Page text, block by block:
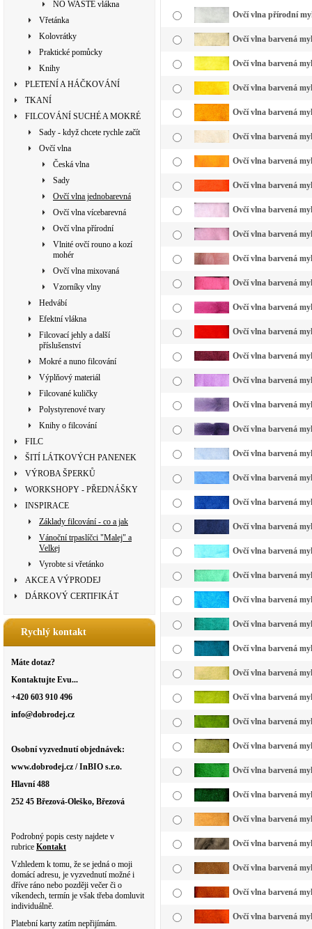
NO WASTE vlákna
Vřetánka
Kolovrátky
Praktické pomůcky
Knihy
PLETENÍ A HÁČKOVÁNÍ
TKANÍ
FILCOVÁNÍ SUCHÉ A MOKRÉ
Sady - když chcete rychle začít
Ovčí vlna
Česká vlna
Sady
Ovčí vlna jednobarevná
Ovčí vlna vícebarevná
Ovčí vlna přírodní
Vlnité ovčí rouno a kozí
mohér
Ovčí vlna mixovaná
Vzorníky vlny
Hedvábí
Efektní vlákna
Filcovací jehly a další
příslušenství
Mokré a nuno filcování
Výplňový materiál
Filcované kuličky
Polystyrenové tvary
Knihy o filcování
FILC
ŠITÍ LÁTKOVÝCH PANENEK
VÝROBA ŠPERKŮ
WORKSHOPY - PŘEDNÁŠKY
INSPIRACE
Základy filcování - co a jak
Vánoční trpaslíčci "Malej" a
Velkej
Vyrobte si vřetánko
AKCE A VÝPRODEJ
DÁRKOVÝ CERTIFIKÁT
Rychlý kontakt
Máte dotaz?
Kontaktujte Evu...
+420 603 910 496
info@dobrodej.cz
Osobní vyzvednutí objednávek:
www.dobrodej.cz / InBIO s.r.o.
Hlavní 488
252 45 Březová-Oleško, Březová
Podrobný popis cesty najdete v
rubrice Kontakt
Vzhledem k tomu, že se jedná o moji
domácí adresu, je vyzvednutí možné i
dříve ráno nebo později večer či o
víkendech, termín je však třeba domluvit
individuálně.
Platební karty zatím nepřijímám.
Ovčí vlna přírodní
Ovčí vlna barvená
Ovčí vlna barvená
Ovčí vlna barvená
Ovčí vlna barvená
Ovčí vlna barvená
Ovčí vlna barvená
Ovčí vlna barvená
Ovčí vlna barvená
Ovčí vlna barvená
Ovčí vlna barvená
Ovčí vlna barvená
Ovčí vlna barvená
Ovčí vlna barvená
Ovčí vlna barvená
Ovčí vlna barvená
Ovčí vlna barvená
Ovčí vlna barvená
Ovčí vlna barvená
Ovčí vlna barvená
Ovčí vlna barvená
Ovčí vlna barvená
Ovčí vlna barvená
Ovčí vlna barvená
Ovčí vlna barvená
Ovčí vlna barvená
Ovčí vlna barvená
Ovčí vlna barvená
Ovčí vlna barvená
Ovčí vlna barvená
Ovčí vlna barvená
Ovčí vlna barvená
Ovčí vlna barvená
Ovčí vlna barvená
Ovčí vlna barvená
Ovčí vlna barvená
Ovčí vlna barvená
Ovčí vlna barvená